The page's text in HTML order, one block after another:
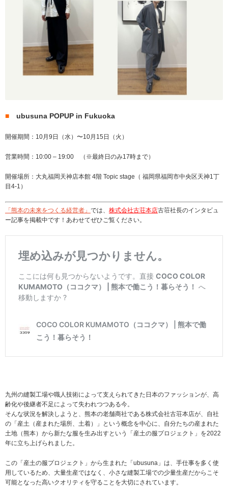
■ ubusuna POPUP in Fukuoka
開催期間：10月9日（水）〜10月15日（火）
営業時間：10:00 – 19:00 （※最終日のみ17時まで）
開催場所：大丸福岡天神店本館 4階 Topic stage（ 福岡県福岡市中央区天神1丁
目4-1）
「熊本の未来をつくる経営者」 では、 株式会社古荘本店古荘社長のインタビュ
ー記事を掲載中です！あわせてぜひご覧ください。
九州の縫製工場や職人技術によって支えられてきた日本のファッションが、高
齢化や後継者不足によって失われつつある今。
そんな状況を解決しようと、熊本の老舗商社である株式会社古荘本店が、自社
の「産土（産まれた場所、土着）」という概念を中心に、自分たちの産まれた
土地（熊本）から新たな服を生み出すという「産土の服プロジェクト」を2022
年に立ち上げられました。
この「産土の服プロジェクト」から生まれた「ubusuna」は、手仕事を多く使
用しているため、大量生産ではなく、小さな縫製工場での少量生産だからこそ
可能となった高いクオリティを守ることを大切にされています。